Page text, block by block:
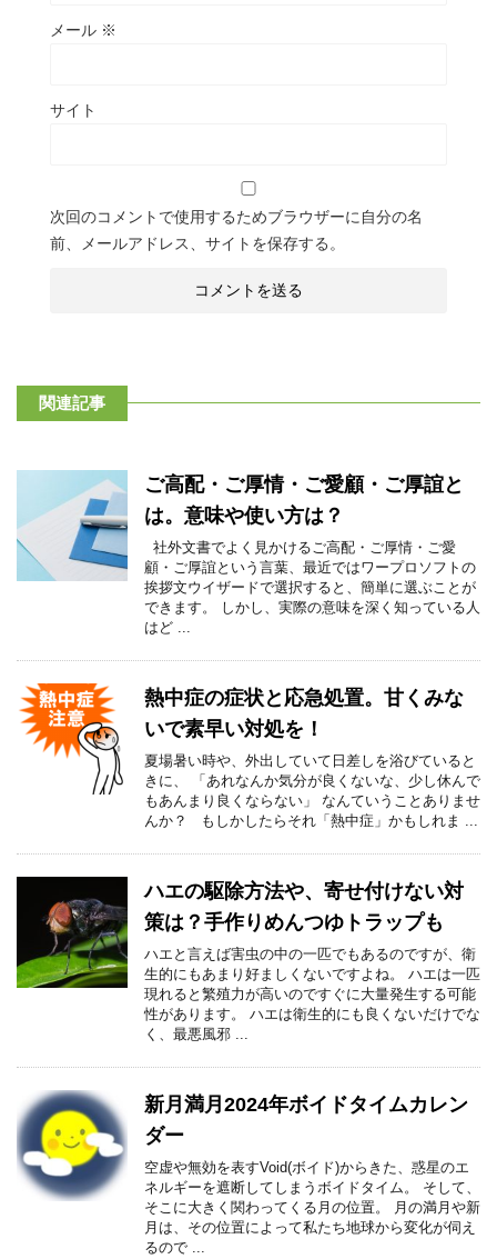
メール ※
サイト
次回のコメントで使用するためブラウザーに自分の名
前、メールアドレス、サイトを保存する。
関連記事
ご高配・ご厚情・ご愛顧・ご厚誼と
は。意味や使い方は？
社外文書でよく見かけるご高配・ご厚情・ご愛
顧・ご厚誼という言葉、最近ではワープロソフトの
挨拶文ウイザードで選択すると、簡単に選ぶことが
できます。 しかし、実際の意味を深く知っている人
はど ...
熱中症の症状と応急処置。甘くみな
いで素早い対処を！
夏場暑い時や、外出していて日差しを浴びていると
きに、 「あれなんか気分が良くないな、少し休んで
もあんまり良くならない」 なんていうことありませ
んか？ もしかしたらそれ「熱中症」かもしれま ...
ハエの駆除方法や、寄せ付けない対
策は？手作りめんつゆトラップも
ハエと言えば害虫の中の一匹でもあるのですが、衛
生的にもあまり好ましくないですよね。 ハエは一匹
現れると繁殖力が高いのですぐに大量発生する可能
性があります。 ハエは衛生的にも良くないだけでな
く、最悪風邪 ...
新月満月2024年ボイドタイムカレン
ダー
空虚や無効を表すVoid(ボイド)からきた、惑星のエ
ネルギーを遮断してしまうボイドタイム。 そして、
そこに大きく関わってくる月の位置。 月の満月や新
月は、その位置によって私たち地球から変化が伺え
るので ...